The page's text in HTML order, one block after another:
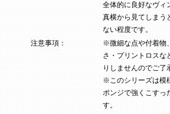
全体的に良好なヴィ
真横から見てしまう
ない程度です。
注意事項：
※微細な点や付着物
さ・プリントロスな
りしませんのでご了
※このシリーズは模
ポンジで強くこすっ
す。